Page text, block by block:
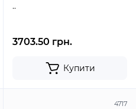
..
3703.50 грн.
Купити
4717